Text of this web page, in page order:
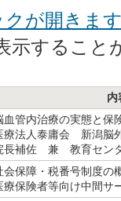
クが開きま
示すること
内
血管内治療の実態と保
療法人泰庸会 新潟脳
長補佐 兼 教育セン
会保障・税番号制度の
療保険者等向け中間サ